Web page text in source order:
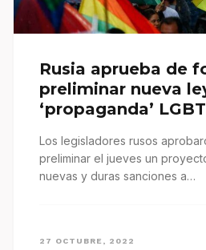
Rusia aprueba de
preliminar nueva
‘propaganda’
Los legisladores rusos
preliminar el jueves un
nuevas y duras sanciones a…
27 OCTUBRE, 2022